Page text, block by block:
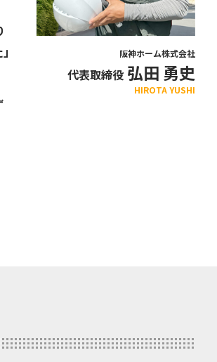
阪神ホーム株式会社
代表取締役 弘田 勇史
HIROTA YUSHI